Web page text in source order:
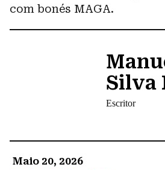
com bonés MAGA.
Silva
Escritor
Maio 20, 2026